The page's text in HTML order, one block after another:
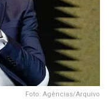
Foto: Agências/Arquivo